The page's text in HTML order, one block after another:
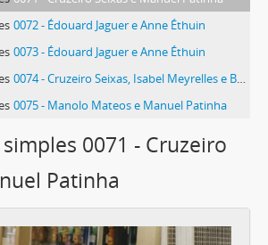
0072 - Édouard Jaguer e Anne Éthuin
0073 - Édouard Jaguer e Anne Éthuin
0074 - Cruzeiro Seixas, Isabel Meyrelles e Benjamin Marques
0075 - Manolo Mateos e Manuel Patinha
0071 - Cruzeiro
Patinha